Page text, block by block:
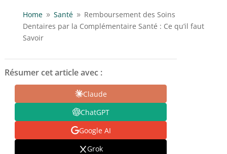
Home 9 Santé 9 Remboursement des Soins
Dentaires par la Complémentaire Santé : Ce qu’il faut
Savoir
Résumer cet article avec :
Claude
ChatGPT
Google AI
Grok